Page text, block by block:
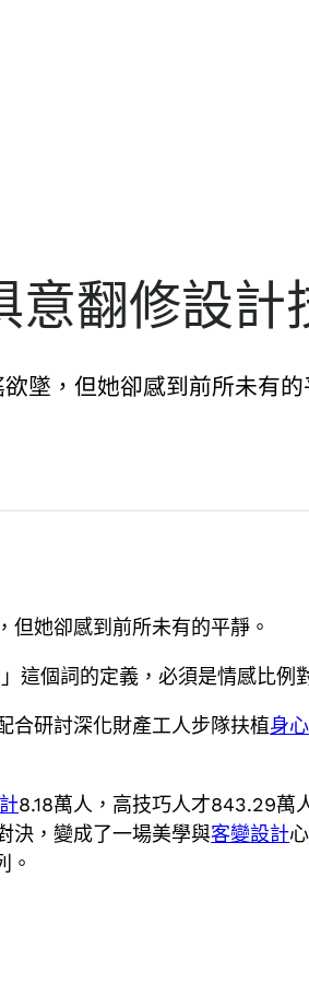
翻修設計
墜，但她卻感到前所未有
她卻感到前所未有的平靜。
這個詞的定義，必須是情感比例
合研討深化財產工人步隊扶植身
8.18萬人，高技巧人才843.29萬
決，變成了一場美學與客變設計
。